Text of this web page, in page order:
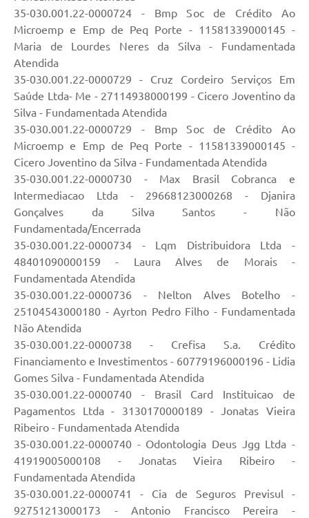
35-030.001.22-0000724 - Bmp Soc de Crédito Ao
Microemp e Emp de Peq Porte - 11581339000145 -
Maria de Lourdes Neres da Silva - Fundamentada
Atendida
35-030.001.22-0000729 - Cruz Cordeiro Serviços Em
Saúde Ltda- Me - 27114938000199 - Cicero Joventino da
Silva - Fundamentada Atendida
35-030.001.22-0000729 - Bmp Soc de Crédito Ao
Microemp e Emp de Peq Porte - 11581339000145 -
Cicero Joventino da Silva - Fundamentada Atendida
35-030.001.22-0000730 - Max Brasil Cobranca e
Intermediacao Ltda - 29668123000268 - Djanira
Gonçalves da Silva Santos - Não
Fundamentada/Encerrada
35-030.001.22-0000734 - Lqm Distribuidora Ltda -
48401090000159 - Laura Alves de Morais -
Fundamentada Atendida
35-030.001.22-0000736 - Nelton Alves Botelho -
25104543000180 - Ayrton Pedro Filho - Fundamentada
Não Atendida
35-030.001.22-0000738 - Crefisa S.a. Crédito
Financiamento e Investimentos - 60779196000196 - Lidia
Gomes Silva - Fundamentada Atendida
35-030.001.22-0000740 - Brasil Card Instituicao de
Pagamentos Ltda - 3130170000189 - Jonatas Vieira
Ribeiro - Fundamentada Atendida
35-030.001.22-0000740 - Odontologia Deus Jgg Ltda -
41919005000108 - Jonatas Vieira Ribeiro -
Fundamentada Atendida
35-030.001.22-0000741 - Cia de Seguros Previsul -
92751213000173 - Antonio Francisco Pereira -